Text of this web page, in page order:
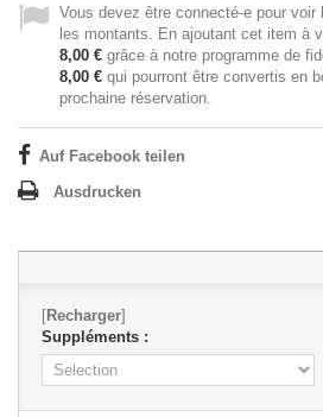
Vous devez être connecté-e pour
les montants. En ajoutant cet item à
8,00 € grâce à notre programme de
8,00 € qui pourront être convertis en
prochaine réservation.
Auf Facebook teilen
Ausdrucken
[Recharger]
Suppléments :